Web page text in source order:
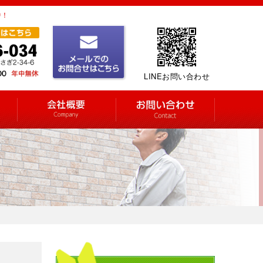
LINEお問い合わせ